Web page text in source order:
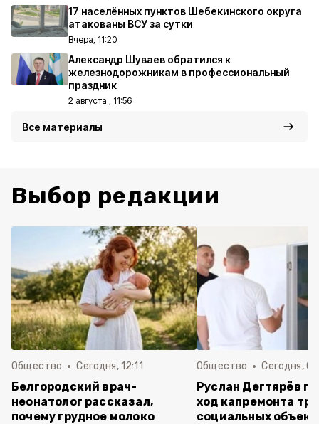
17 населённых пунктов Шебекинского округа
атакованы ВСУ за сутки
Вчера, 11:20
Александр Шуваев обратился к
железнодорожникам в профессиональный
праздник
2 августа , 11:56
Все материалы
Выбор редакции
Общество Сегодня, 12:11
Белгородский врач-
неонатолог рассказал,
почему грудное молоко
Общество Сегодня,
Руслан Дегтярёв
ход капремонта
социальных